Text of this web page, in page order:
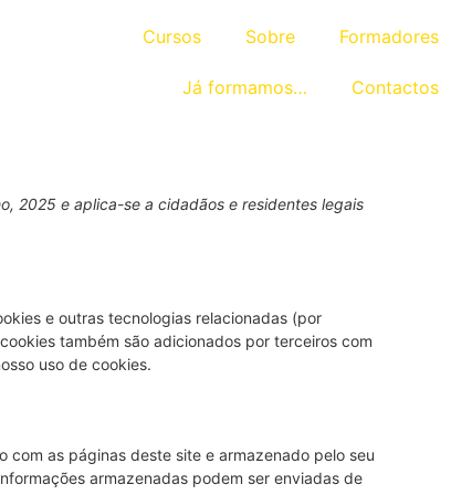
Cursos Sobre Formadores
Já formamos… Contactos
2025 e aplica-se a cidadãos e residentes legais
e outras tecnologias relacionadas (por
também são adicionados por terceiros com
uso de cookies.
com as páginas deste site e armazenado pelo seu
armazenadas podem ser enviadas de